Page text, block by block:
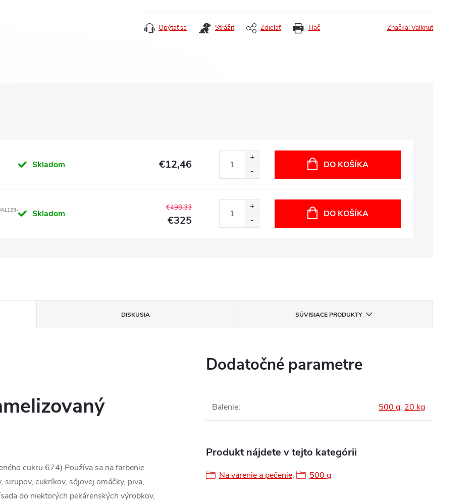
cena:
Tlač
Opýtať sa Strážiť Zdieľať Značka:Valknut
Skladom €12,46 DO KOŠÍKA
Skladom
€498,33
€325 DO KOŠÍKA
DISKUSIA SÚVISIACE PRODUKTY
cukru 674) Používa sa na farbenie
sirupov, cukríkov, sójovej omáčky, piva,
do niektorých pekárenských výrobkov,
Dodatočné parametre
Balenie: 500 g, 20 kg
Produkt nájdete v tejto kategórii
Na varenie a pečenie, 500 g